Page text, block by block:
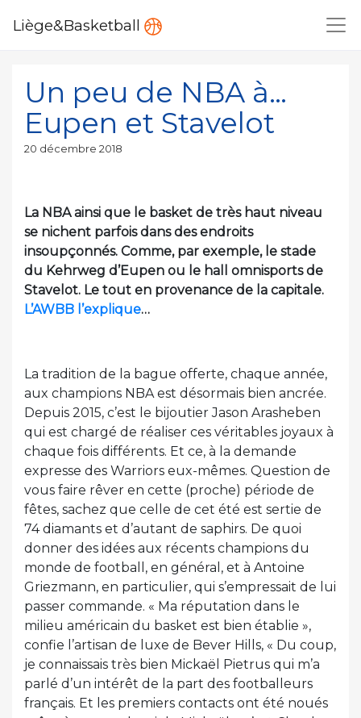
Liège&Basketball
Un peu de NBA à…
Eupen et Stavelot
Publié
20 décembre 2018
La NBA ainsi que le basket de très haut niveau
se nichent parfois dans des endroits
insoupçonnés. Comme, par exemple, le stade
du Kehrweg d’Eupen ou le hall omnisports de
Stavelot. Le tout en provenance de la capitale.
L’AWBB l’explique…
La tradition de la bague offerte, chaque année,
aux champions NBA est désormais bien ancrée.
Depuis 2015, c’est le bijoutier Jason Arasheben
qui est chargé de réaliser ces véritables joyaux à
chaque fois différents. Et ce, à la demande
expresse des Warriors eux-mêmes. Question de
vous faire rêver en cette (proche) période de
fêtes, sachez que celle de cet été est sertie de
74 diamants et d’autant de saphirs. De quoi
donner des idées aux récents champions du
monde de football, en général, et à Antoine
Griezmann, en particulier, qui s’empressait de lui
passer commande. « Ma réputation dans le
milieu américain du basket est bien établie »,
confie l’artisan de luxe de Bever Hills, « Du coup,
je connaissais très bien Mickaël Pietrus qui m’a
parlé d’un intérêt de la part des footballeurs
français. Et les premiers contacts ont été noués